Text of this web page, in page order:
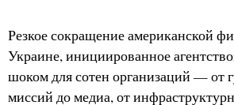
Резкое сокращение американской
Украине, инициированное
шоком для сотен организаций — от
миссий до медиа, от